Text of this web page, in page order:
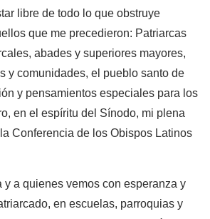
libre de todo lo que obstruye
que me precedieron: Patriarcas
abades y superiores mayores,
y comunidades, el pueblo santo de
y pensamientos especiales para los
en el espíritu del Sínodo, mi plena
Conferencia de los Obispos Latinos
a quienes vemos con esperanza y
en escuelas, parroquias y